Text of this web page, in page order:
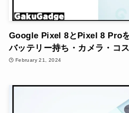
Google Pixel 8とPixel 8 Pro
バッテリー持ち・カメラ・コ
February 21, 2024